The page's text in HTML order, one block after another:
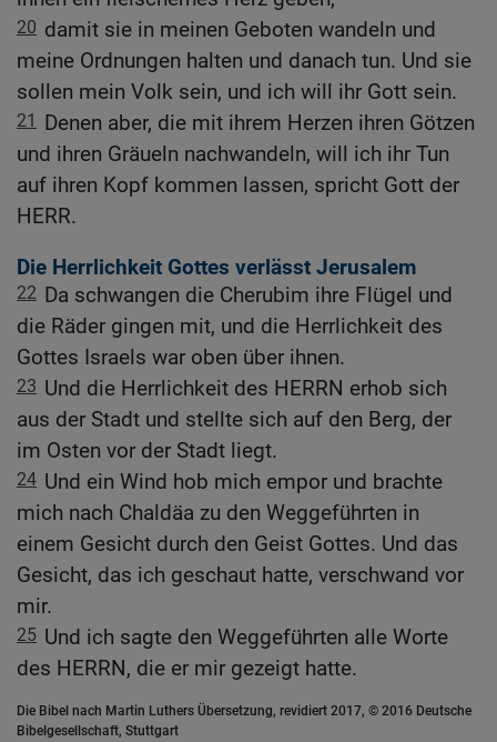
20 damit sie in meinen Geboten wandeln und
meine Ordnungen halten und danach tun. Und sie
sollen mein Volk sein, und ich will ihr Gott sein.
21
Denen aber, die mit ihrem Herzen ihren Götzen
und ihren Gräueln nachwandeln, will ich ihr Tun
auf ihren Kopf kommen lassen, spricht Gott der
HERR.
Die Herrlichkeit Gottes verlässt Jerusalem
22 Da schwangen die Cherubim ihre Flügel und
die Räder gingen mit, und die Herrlichkeit des
Gottes Israels war oben über ihnen.
23 Und die Herrlichkeit des HERRN erhob sich
aus der Stadt und stellte sich auf den Berg, der
im Osten vor der Stadt liegt.
24 Und ein Wind hob mich empor und brachte
mich nach Chaldäa zu den Weggeführten in
einem Gesicht durch den Geist Gottes. Und das
Gesicht, das ich geschaut hatte, verschwand vor
mir.
25 Und ich sagte den Weggeführten alle Worte
des HERRN, die er mir gezeigt hatte.
Die Bibel nach Martin Luthers Übersetzung, revidiert 2017, © 2016 Deutsche
Bibelgesellschaft, Stuttgart